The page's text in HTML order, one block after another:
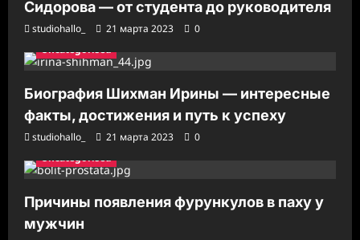
Сидорова — от студента до руководителя
studiohallo_ 21 марта 2023
0
Uncategorised
Биография Шихман Ирины — интересные
факты, достижения и путь к успеху
studiohallo_ 21 марта 2023
0
Uncategorised
Причины появления фурункулов в паху у
мужчин